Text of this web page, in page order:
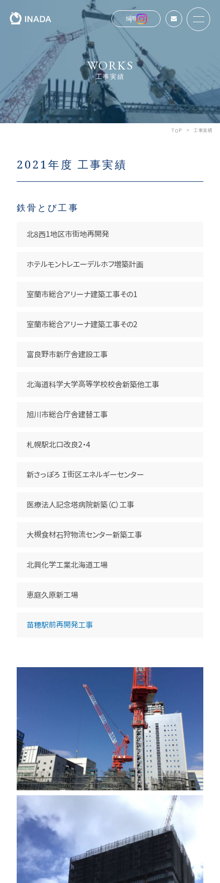
お問い合わせ
採用
WORKS
工事実績
TOP 工事実績
2021年度 工事実績
鉄骨とび工事
北8西1地区市街地再開発
ホテルモントレエーデルホフ増築計画
室蘭市総合アリーナ建築工事その1
室蘭市総合アリーナ建築工事その2
富良野市新庁舎建設工事
北海道科学大学高等学校校舎新築他工事
旭川市総合庁舎建替工事
札幌駅北口改良2・4
新さっぽろ Ｉ街区エネルギーセンター
医療法人記念塔病院新築（C）工事
大槻食材石狩物流センター新築工事
北興化学工業北海道工場
恵庭久原新工場
苗穂駅前再開発工事